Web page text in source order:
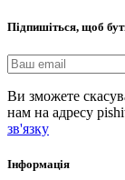
Підпишіться, щоб
Ви зможете
нам на адресу
зв'язку
Інформація